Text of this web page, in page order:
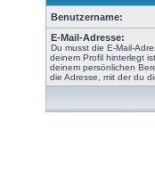
Benutzername:
E-Mail-Adresse:
Du musst die E-Mail-
deinem Profil hinterlegt
deinem persönlichen
die Adresse, mit der du